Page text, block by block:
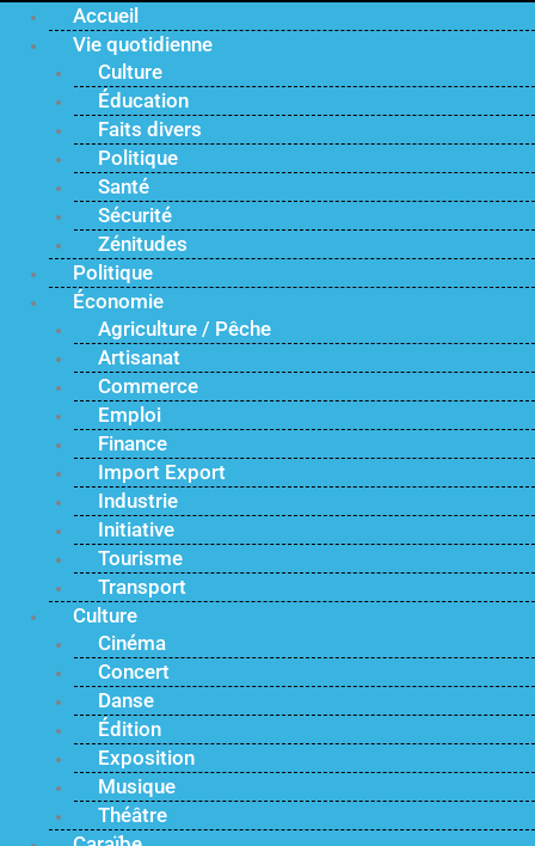
Accueil
Vie quotidienne
Culture
Éducation
Faits divers
Politique
Santé
Sécurité
Zénitudes
Politique
Économie
Agriculture / Pêche
Artisanat
Commerce
Emploi
Finance
Import Export
Industrie
Initiative
Tourisme
Transport
Culture
Cinéma
Concert
Danse
Édition
Exposition
Musique
Théâtre